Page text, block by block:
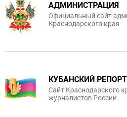
АДМИНИСТРАЦИЯ
Официальный сайт
Краснодарского края
КУБАНСКИЙ
Сайт Краснодарского
журналистов России